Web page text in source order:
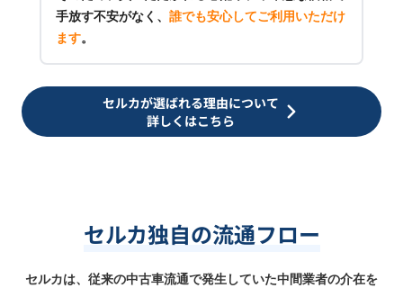
手放す不安がなく、 誰でも安心してご利用いただけ
ます。
セルカが選ばれる理由について
詳しくはこちら
セルカ独自の流通フロー
セルカは、従来の中古車流通で発生していた中間業者の介在を